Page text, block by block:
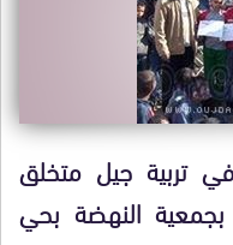
تربية جيل متخلق
النهضة بحي